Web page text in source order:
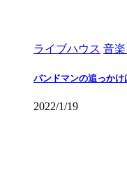
ライブハウス 音
バンドマンの追っかけ
2022/1/19